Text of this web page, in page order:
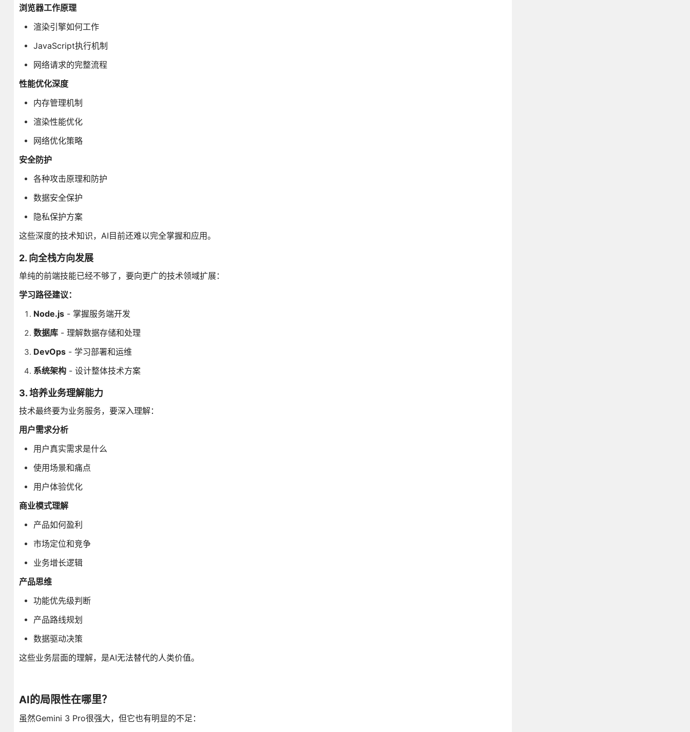
浏览器工作原理
渲染引擎如何工作
JavaScript执行机制
网络请求的完整流程
性能优化深度
内存管理机制
渲染性能优化
网络优化策略
安全防护
各种攻击原理和防护
数据安全保护
隐私保护方案
这些深度的技术知识，AI目前还难以完全掌握和应用。
2. 向全栈方向发展
单纯的前端技能已经不够了，要向更广的技术领域扩展：
学习路径建议：
Node.js- 掌握服务端开发
数据库- 理解数据存储和处理
DevOps- 学习部署和运维
系统架构- 设计整体技术方案
3. 培养业务理解能力
技术最终要为业务服务，要深入理解：
用户需求分析
用户真实需求是什么
使用场景和痛点
用户体验优化
商业模式理解
产品如何盈利
市场定位和竞争
业务增长逻辑
产品思维
功能优先级判断
产品路线规划
数据驱动决策
这些业务层面的理解，是AI无法替代的人类价值。
AI的局限性在哪里？
虽然Gemini 3 Pro很强大，但它也有明显的不足：